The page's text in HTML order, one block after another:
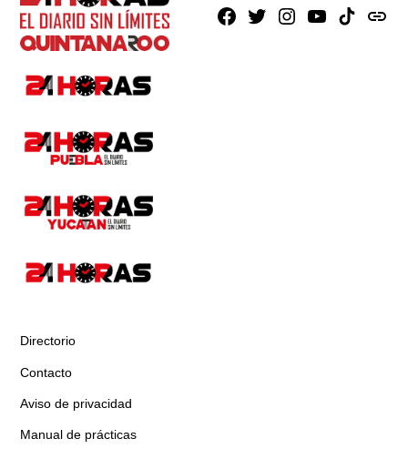
Facebook
X Instagram
YoutubeTikTokissuu
Directorio
Contacto
Aviso de privacidad
Manual de prácticas